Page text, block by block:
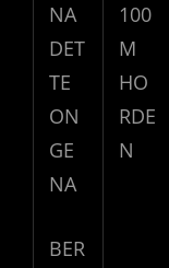
NA
DET
TE
ON
GE
NA
100
M
HO
RDE
N
BER